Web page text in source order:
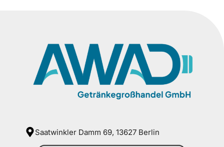
Saatwinkler Damm 69, 13627 Berlin